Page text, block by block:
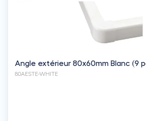
Angle extérieur 80x60mm Blanc (9
80AESTE-WHITE